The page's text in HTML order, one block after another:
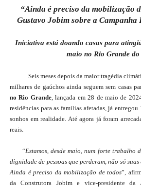
“Ainda é preciso da mobilização
Gustavo Jobim sobre a Campanha
Iniciativa está doando casas para
maio no Rio Grande do
Seis meses depois da maior tragédia
milhares de gaúchos ainda seguem sem casas
no Rio Grande, lançada em 28 de maio de
residências para as famílias afetadas, já
sonhos em realidade. Até agora já foram
reais.
“Estamos, desde maio, num forte trabalho
dignidade de pessoas que perderam, não só suas
Ainda é preciso da mobilização de todos”,
da Construtora Jobim e vice-presidente da